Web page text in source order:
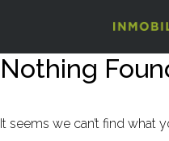
Nothing
It seems we can’t find what